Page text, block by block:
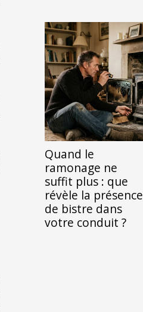
Quand le
ramonage ne
suffit plus : que
révèle la présence
de bistre dans
votre conduit ?